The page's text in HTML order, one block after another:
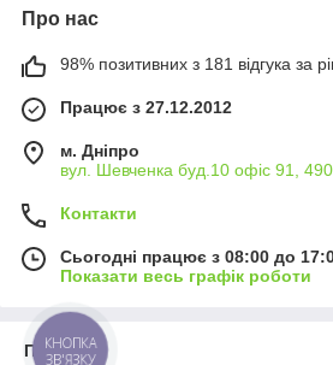
Про нас
98% позитивних з 181 відгука за
Працює з 27.12.2012
м. Дніпро
вул. Шевченка буд.10 офіс 91,
Контакти
Сьогодні працює з 08:00 до
Показати весь графік роботи
Про нас
КНОПКА
ЗВ'ЯЗКУ